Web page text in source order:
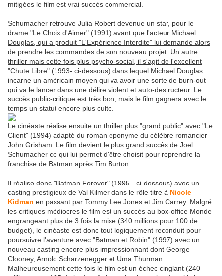
mitigées le film est vrai succès commercial.
Schumacher retrouve Julia Robert devenue un star, pour le
drame "Le Choix d'Aimer" (1991) avant que l'acteur Michael
Douglas, qui a produit "L'Expérience Interdite" lui demande alors
de prendre les commandes de son nouveau projet. Un autre
thriller mais cette fois plus psycho-social, il s'agit de l'excellent
"Chute Libre" (1993- ci-dessous) dans lequel Michael Douglas
incarne un américain moyen qui va avoir une sorte de burn-out
qui va le lancer dans une délire violent et auto-destructeur. Le
succès public-critique est très bon, mais le film gagnera avec le
temps un statut encore plus culte.
Le cinéaste réalise ensuite un thriller plus "grand public" avec "Le
Client" (1994) adapté du roman éponyme du célèbre romancier
John Grisham. Le film devient le plus grand succès de Joel
Schumacher ce qui lui permet d'être choisit pour reprendre la
franchise de Batman après Tim Burton.
Il réalise donc "Batman Forever" (1995 - ci-dessous) avec un
casting prestigieux de Val Kilmer dans le rôle titre à Nicole
Kidman en passant par Tommy Lee Jones et Jim Carrey. Malgré
les critiques médiocres le film est un succès au box-office Monde
engrangeant plus de 3 fois la mise (340 millions pour 100 de
budget), le cinéaste est donc tout logiquement reconduit pour
poursuivre l'aventure avec "Batman et Robin" (1997) avec un
nouveau casting encore plus impressionnant dont George
Clooney, Arnold Scharzenegger et Uma Thurman.
Malheureusement cette fois le film est un échec cinglant (240